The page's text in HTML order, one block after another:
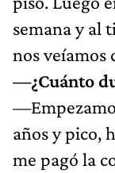
semana y al
nos veíamos
—¿Cuánto
años y pico,
me pagó la